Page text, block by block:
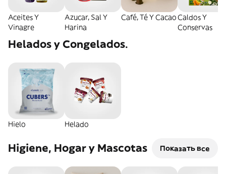
Aceites Y
Vinagre
Azucar, Sal Y
Harina
Café, Té Y CacaoCaldos Y
Conservas
Helados y Congelados.
Hielo Helado
Higiene, Hogar y Mascotas Показать все